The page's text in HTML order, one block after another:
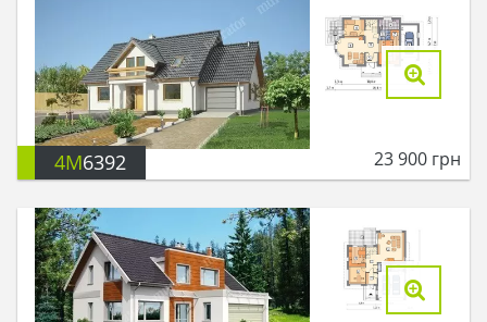
4M6392 23 900 грн